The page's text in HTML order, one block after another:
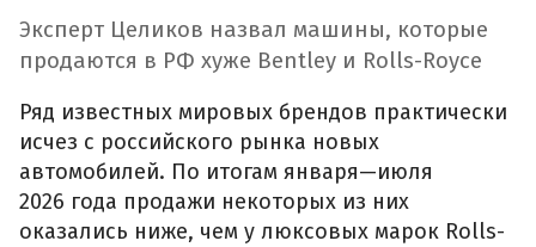
Эксперт Целиков назвал машины, которые
продаются в РФ хуже Bentley и Rolls-Royce
Ряд известных мировых брендов практически
исчез с российского рынка новых
автомобилей. По итогам января—июля
2026 года продажи некоторых из них
оказались ниже, чем у люксовых марок Rolls-